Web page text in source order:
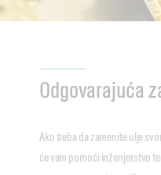
Odgovarajuća
Ako treba da zamenite ulje
će vam pomoći inženjerstvo